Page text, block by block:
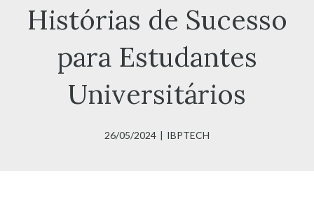
Histórias de Sucesso
para Estudantes
Universitários
26/05/2024 | IBPTECH